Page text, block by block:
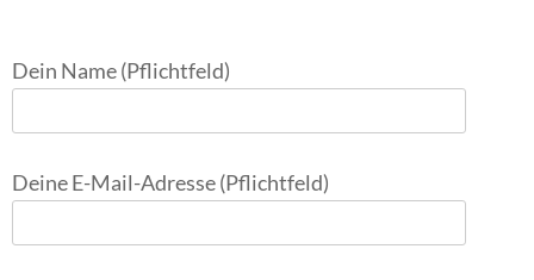
Dein Name (Pflichtfeld)
Deine E-Mail-Adresse (Pflichtfeld)